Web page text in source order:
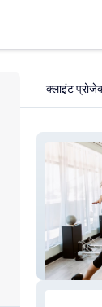
क्लाइंट
Pilates